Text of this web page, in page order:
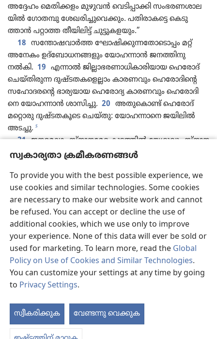
സ്വകാര്യതാ ക്രമീകരണങ്ങൾ
To provide you with the best possible experience, we
use cookies and similar technologies. Some cookies
are necessary to make our website work and cannot
be refused. You can accept or decline the use of
additional cookies, which we use only to improve
your experience. None of this data will ever be sold or
used for marketing. To learn more, read the Global
Policy on Use of Cookies and Similar Technologies.
You can customize your settings at any time by going
to Privacy Settings.
സ്വീകരിക്കുക വേണ്ടന്നു വെക്കുക
അദ്ദേഹം മെതി​ക്കളം മുഴുവൻ വെടി​പ്പാ​ക്കി സംഭര​ണ​ശാ​ല​
യിൽ ഗോതമ്പു ശേഖരി​ച്ചു​വെ​ക്കും. പതിരാ​കട്ടെ കെടു​
ത്താൻ പറ്റാത്ത തീയി​ലിട്ട്‌ ചുട്ടു​ക​ള​യും.”
18 സന്തോ​ഷ​വാർത്ത ഘോഷി​ക്കു​ന്ന​തോ​ടൊ​പ്പം മറ്റ്‌
അനേകം ഉദ്‌ബോ​ധ​ന​ങ്ങ​ളും യോഹ​ന്നാൻ ജനത്തിനു
നൽകി. 19 എന്നാൽ ജില്ലാ​ഭ​ര​ണാ​ധി​കാ​രി​യായ ഹെരോദ്‌
ചെയ്‌തി​രുന്ന ദുഷ്ടത​ക​ളെ​ല്ലാം കാരണ​വും ഹെരോദിന്റെ
സഹോദരന്റെ ഭാര്യ​യായ ഹെരോ​ദ്യ കാരണ​വും ഹെരോ​ദി​
നെ യോഹ​ന്നാൻ ശാസിച്ചു. 20 അതു​കൊണ്ട്‌ ഹെരോദ്‌
മറ്റൊരു ദുഷ്ടത​കൂ​ടെ ചെയ്‌തു: യോഹ​ന്നാ​നെ ജയിലിൽ
അടച്ചു. s
21 ജനമെ​ല്ലാം സ്‌നാ​ന​മേറ്റ കൂട്ടത്തിൽ യേശു​വും സ്‌നാ​ന​
മേറ്റു.
യേശു പ്രാർഥി​ച്ചു​കൊ​ണ്ടി​രു​ന്ന​പ്പോൾ ആകാശം
യേശുവിന്റെ മേൽ ഇറങ്ങി​വന്നു. “നീ എന്റെ പ്രിയ​പു​ത്രൻ,
നിന്നിൽ ഞാൻ പ്രസാ​ദി​ച്ചി​രി​ക്കു​ന്നു” v എന്ന്‌ ആകാശ​ത്തു​
നിന്ന്‌ ഒരു ശബ്ദവും ഉണ്ടായി.
23 ശുശ്രൂഷ ആരംഭി​ക്കു​മ്പോൾ യേശുവിന്‌ w ഏകദേശം
30 വയസ്സാ​യി​രു​ന്നു. x
യേശു യോസേഫിന്റെ മകനാ​ണെന്നു
ജനം കരുതി. y
യോ​സേഫ്‌ ഹേലി​യു​ടെ മകൻ;
24 ഹേലി മത്ഥാത്തിന്റെ മകൻ;
മത്ഥാത്ത്‌ ലേവി​യു​ടെ മകൻ;
ലേവി മെൽക്കി​യു​ടെ മകൻ;
മെൽക്കി യന്നായി​യു​ടെ മകൻ;
യന്നായി യോസേഫിന്റെ മകൻ;
25 യോ​സേഫ്‌ മത്തഥ്യൊസിന്റെ മകൻ;